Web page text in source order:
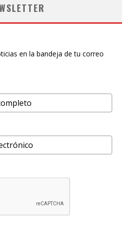
en la bandeja de tu correo